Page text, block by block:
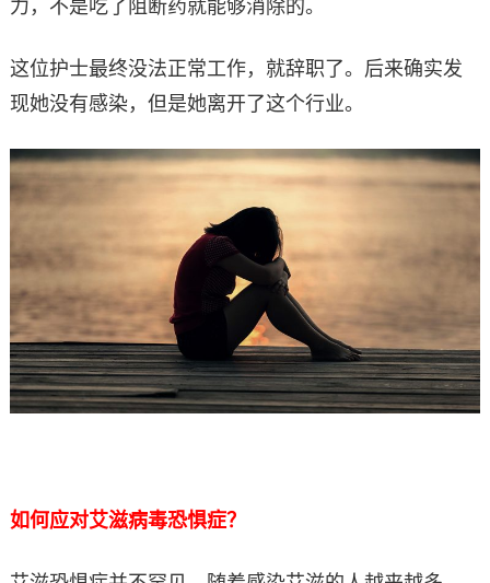
力，不是吃了阻断药就能够消除的。
这位护士最终没法正常工作，就辞职了。后来确实发
现她没有感染，但是她离开了这个行业。
如何应对艾滋病毒恐惧症？